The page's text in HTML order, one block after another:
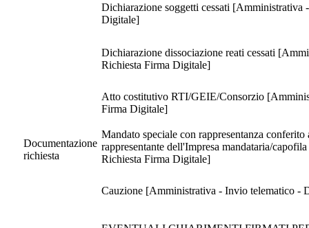
Documentazione
richiesta
Dichiarazione soggetti cessati
Digitale]
Dichiarazione dissociazione reati cessati
Richiesta Firma Digitale]
Atto costitutivo RTI/GEIE/Consorzio
Firma Digitale]
Mandato speciale con rappresentanza
rappresentante dell'Impresa mandataria/
Richiesta Firma Digitale]
Cauzione [Amministrativa - Invio